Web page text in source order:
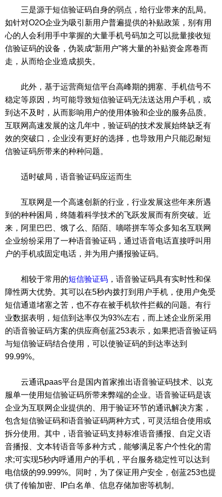
三是源于短信验证码自身的弱点，给行业带来的乱局。
如针对O2O企业为吸引新用户普遍提供的补贴政策，别有用
心的人会利用手中掌握的大量手机号码加之可以批量接收短
信验证码的设备，伪装成“新用户”将大量的补贴资金席卷而
走，从而给企业造成损失。
此外，基于运营商短信平台高峰期的拥塞、手机信号不
稳定等原因，均可能导致短信验证码无法送达用户手机，或
到达不及时，从而影响用户的使用体验和企业的服务品质。
互联网高速发展的这几年中，验证码的技术发展始终缺乏有
效的突破口，企业没有更好的选择，也导致用户只能忍耐短
信验证码所带来的种种问题。
适时破局，语音验证码应运而生
互联网是一个高速创新的行业，行业发展这些年来所遇
到的种种困局，终随着科学技术的飞跃发展而有所突破。近
来，阿里巴巴、饿了么、陌陌、嘀嗒拼车等众多知名互联网
企业纷纷采用了一种语音验证码，通过语音电话直接呼叫用
户的手机或固定电话，并为用户播报验证码。
相较于常用的短信验证码 ，语音验证码具有实时性和保
障性两大优势。其可以在5秒内拨打到用户手机，使用户免受
短信通道堵塞之苦，也不存在被手机软件拦截的问题。有行
业数据表明，短信到达率仅为93%左右，而上述企业所采用
的语音验证码方案的供应商创蓝253表示，如果把语音验证码
与短信验证码结合使用，可以使验证码的到达率达到
99.99%。
云通讯paas平台是国内首家推出语音验证码技术、以克
服单一使用短信验证码所带来弊端的企业。语音验证码是该
企业为互联网企业提供的、用于验证环节的通讯解决方案，
包含短信验证码和语音验证码两种方式，可灵活组合使用或
拆分使用。其中，语音验证码支持标准语音播报、自定义语
音播报、文本转语音等多种方式，能够满足客户个性化的需
求;可实现5秒内呼通用户的手机，平台服务稳定性可以达到
电信级的99.999%。同时，为了保证用户安全，创蓝253也提
供了传输加密、IP白名单、信息存储加密等机制。